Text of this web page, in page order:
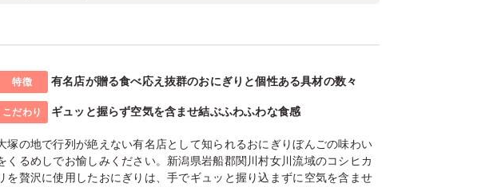
特徴 有名店が贈る食べ応え抜群のおにぎりと個性ある具材の数々
こだわり ギュッと握らず空気を含ませ結ぶふわふわな食感
塚の地で行列が絶えない有名店として知られるおにぎりぼんごの味わい
くるめしでお愉しみください。新潟県岩船郡関川村女川流域のコシヒカ
を贅沢に使用したおにぎりは、手でギュッと握り込まずに空気を含ませ